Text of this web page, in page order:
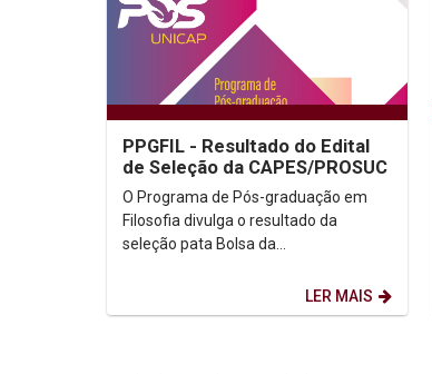
PPGFIL - Resultado do Edital
de Seleção da CAPES/PROSUC
O Programa de Pós-graduação em
Filosofia divulga o resultado da
seleção pata Bolsa da
LER MAIS